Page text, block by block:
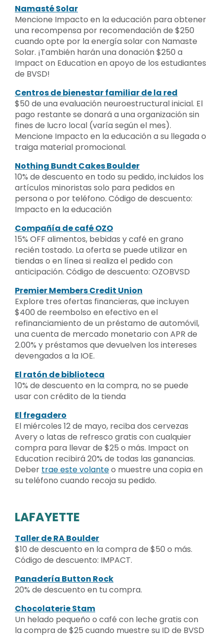
Namasté Solar
Mencione Impacto en la educación para obtener
una recompensa por recomendación de $250
cuando opte por la energía solar con Namaste
Solar. ¡También harán una donación $250 a
Impact on Education en apoyo de los estudiantes
de BVSD!
Centros de bienestar familiar de la red
$50 de una evaluación neuroestructural inicial. El
pago restante se donará a una organización sin
fines de lucro local (varía según el mes).
Mencione Impacto en la educación a su llegada o
traiga material promocional.
Nothing Bundt Cakes Boulder
10% de descuento en todo su pedido, incluidos los
artículos minoristas solo para pedidos en
persona o por teléfono. Código de descuento:
Impacto en la educación
Compañía de café OZO
15% OFF alimentos, bebidas y café en grano
recién tostado. La oferta se puede utilizar en
tiendas o en línea si realiza el pedido con
anticipación. Código de descuento: OZOBVSD
Premier Members Credit Union
Explore tres ofertas financieras, que incluyen
$400 de reembolso en efectivo en el
refinanciamiento de un préstamo de automóvil,
una cuenta de mercado monetario con APR de
2.00% y préstamos que devuelven los intereses
devengados a la IOE.
El ratón de biblioteca
10% de descuento en la compra, no se puede
usar con crédito de la tienda
El fregadero
El miércoles 12 de mayo, reciba dos cervezas
Avery o latas de refresco gratis con cualquier
compra para llevar de $25 o más. Impact on
Education recibirá 20% de todas las ganancias.
Deber trae este volanteo muestre una copia en
su teléfono cuando recoja su pedido.
LAFAYETTE
Taller de RA Boulder
$10 de descuento en la compra de $50 o más.
Código de descuento: IMPACT.
Panadería Button Rock
20% de descuento en tu compra.
Chocolaterie Stam
Un helado pequeño o café con leche gratis con
la compra de $25 cuando muestre su ID de BVSD